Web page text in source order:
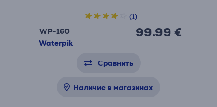
WP-160
Waterpik
99.99 €
(1)
Сравнить
Наличие в магазинах